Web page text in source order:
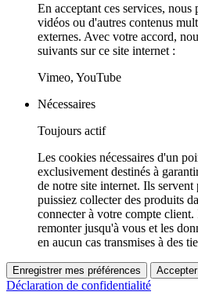
En acceptant ces services,
vidéos ou d'autres contenus
externes. Avec votre accord,
suivants sur ce site internet :
Vimeo, YouTube
Nécessaires
Toujours actif
Les cookies nécessaires d'un
exclusivement destinés à
de notre site internet. Ils
puissiez collecter des produits
connecter à votre compte
remonter jusqu'à vous et les
en aucun cas transmises à des
Enregistrer mes préférences Accepter
Déclaration de confidentialité